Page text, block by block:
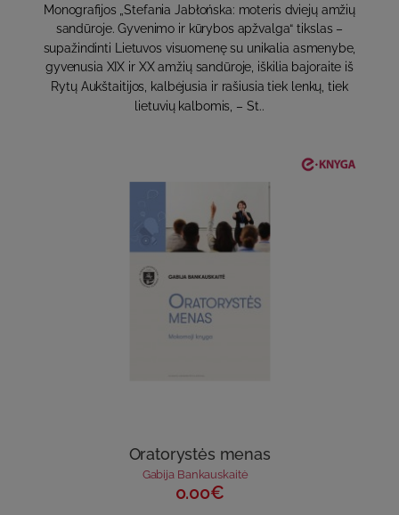
Monografijos „Stefania Jabłońska: moteris dviejų amžių
sandūroje. Gyvenimo ir kūrybos apžvalga“ tikslas –
supažindinti Lietuvos visuomenę su unikalia asmenybe,
gyvenusia XIX ir XX amžių sandūroje, iškilia bajoraite iš
Rytų Aukštaitijos, kalbėjusia ir rašiusia tiek lenkų, tiek
lietuvių kalbomis, – St..
Oratorystės menas
Gabija Bankauskaitė
0.00€